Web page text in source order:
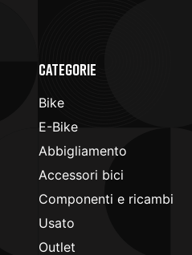
Categorie
Bike
E-Bike
Abbigliamento
Accessori bici
Componenti e ricambi
Usato
Outlet